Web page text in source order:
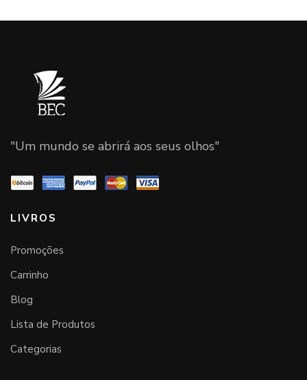
"Um mundo se abrirá aos seus olhos"
LIVROS
Promoções
Carrinho
Blog
Lista de Produtos
Categorias